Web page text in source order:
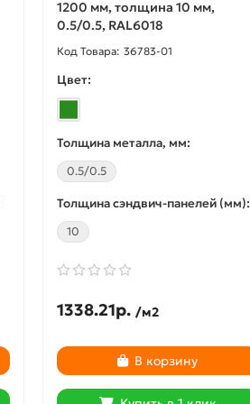
1200 мм, толщина 10 мм,
0.5/0.5, RAL6018
36783-01
Цвет:
Толщина металла, мм:
0.5/0.5
Толщина сэндвич-панелей (мм):
10
1338.21р. /м2
В корзину